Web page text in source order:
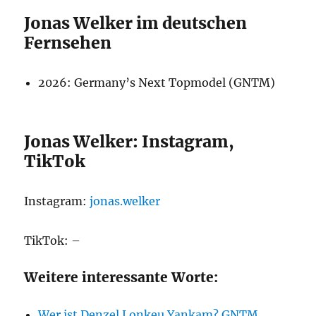
Jonas Welker im deutschen
Fernsehen
2026: Germany’s Next Topmodel (GNTM)
Jonas Welker: Instagram,
TikTok
Instagram:jonas.welker
TikTok: –
Weitere interessante Worte: